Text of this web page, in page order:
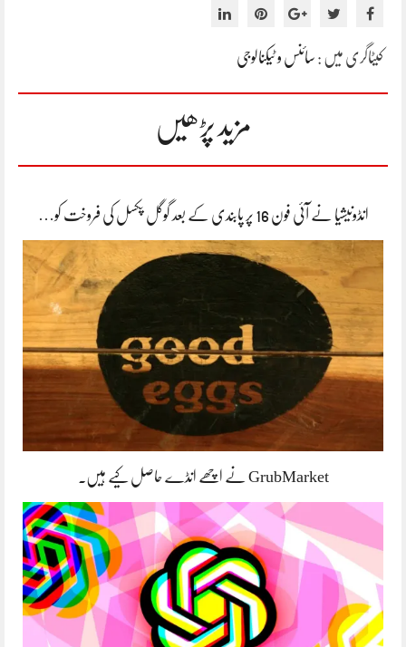
کیٹاگری میں : سائنس و ٹیکنالوجی
مزید پڑھیں
انڈونیشیا نے آئی فون 16 پر پابندی کے بعد گوگل پکسل کی فروخت کو…
GrubMarket نے اچھے انڈے حاصل کیے ہیں۔